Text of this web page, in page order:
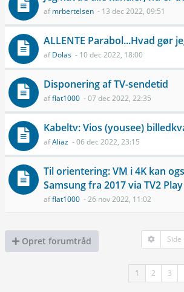
afmrbertelsen - 13 dec 2022, 09:51
ALLENTE Parabol...Hvad gør
afDolas - 10 dec 2022, 18:00
Disponering af TV-sendetid
afflat1000 - 07 dec 2022, 22:35
Kabeltv: Vios (yousee)
afAliaz - 06 dec 2022, 23:15
Til orientering: VM i 4K kan
Samsung fra 2017 via TV2 Play
afflat1000 - 26 nov 2022, 11:02
Opret forumtråd Side
1 2 3